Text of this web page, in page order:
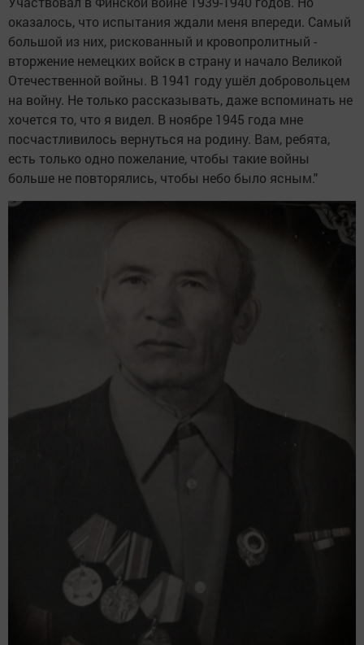
оказалось, что испытания ждали меня впереди. Самый
большой из них, рискованный и кровопролитный -
вторжение немецких войск в страну и начало Великой
Отечественной войны. В 1941 году ушёл добровольцем
на войну. Не только рассказывать, даже вспоминать не
хочется то, что я видел. В ноябре 1945 года мне
посчастливилось вернуться на родину. Вам, ребята,
есть только одно пожелание, чтобы такие войны
больше не повторялись, чтобы небо было ясным."